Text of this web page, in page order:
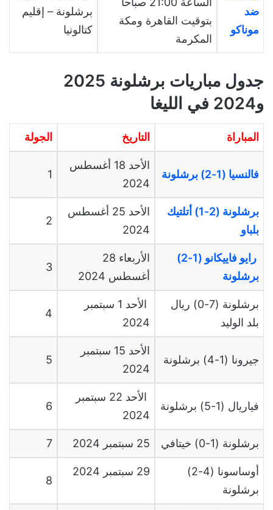
ضد
موناكو
بتوقيت القاهرة ومكة
المكرمة
برشلونة– إقليم
كتالونيا
جدول مباريات برشلونة 2025
و2024 في الليغا
المباراة التاريخ الجولة
فالنسيا (1-2) برشلونة
الأحد
أغسطس
2024
1
برشلونة (2-1) أتلتيك
بلباو
الأحد
أغسطس
2024
2
رايو فاييكانو (1-2)
برشلونة
الأربعاء
أغسطس
3
برشلونة (7-0)
ريال
بلد الوليد
الأحد
سبتمبر
2024
4
جيرونا (1-4) برشلونة
الأحد
سبتمبر
2024
5
فياريال (1-5) برشلونة
الأحد
سبتمبر
2024
6
برشلونة (1-0) خيتافي 25 سبتمبر 7
أوساسونا (4-2)
برشلونة
29 سبتمبر
8